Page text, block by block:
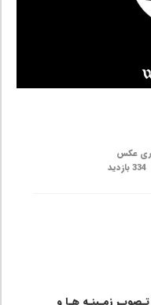
عکس
334 بازدید